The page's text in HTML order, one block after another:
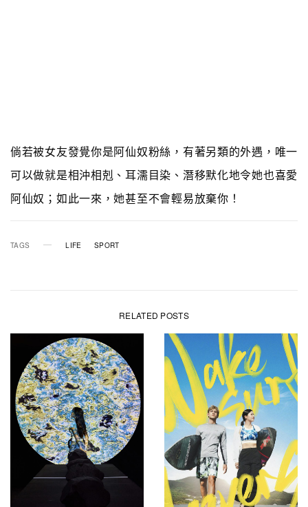
倘若被女友發覺你是阿仙奴粉絲，有著另類的外遇，唯一
可以做就是相沖相剋、耳濡目染、潛移默化地令她也喜愛
阿仙奴；如此一來，她甚至不會輕易放棄你！
TAGS LIFE SPORT
RELATED POSTS